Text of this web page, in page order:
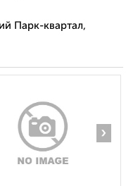
Парк-квартал,
›